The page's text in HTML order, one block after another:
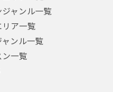
ャンル一覧
ア一覧
ンル一覧
一覧